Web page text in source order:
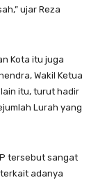
ujar Reza
Kota itu juga
Wakil Ketua
itu, turut hadir
Lurah yang
tersebut sangat
adanya